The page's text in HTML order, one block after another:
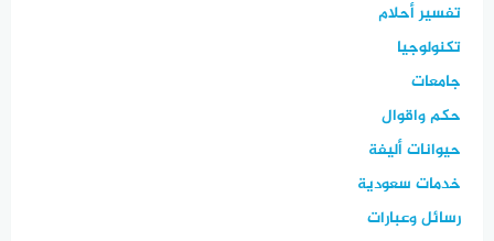
تفسير أحلام
تكنولوجيا
جامعات
حكم واقوال
حيوانات أليفة
خدمات سعودية
رسائل وعبارات